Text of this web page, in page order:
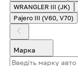
WRANGLER III (JK)
Pajero III (V60, V70)
Марка